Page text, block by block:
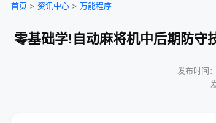
首页 > 资讯中心 > 万能程序
零基础学!自动麻将机中后期防守
发布时间